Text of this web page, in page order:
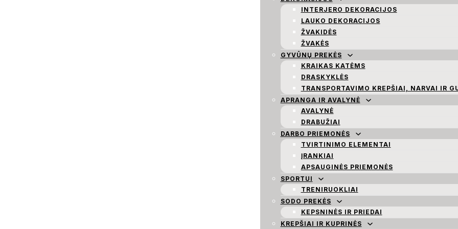
INTERJERO DEKORACIJOS
LAUKO DEKORACIJOS
ŽVAKIDĖS
ŽVAKĖS
GYVŪNŲ PREKĖS
KRAIKAS KATĖMS
DRASKYKLĖS
TRANSPORTAVIMO KREPŠIAI, NARVAI IR
APRANGA IR AVALYNĖ
AVALYNĖ
DRABUŽIAI
DARBO PRIEMONĖS
TVIRTINIMO ELEMENTAI
ĮRANKIAI
APSAUGINĖS PRIEMONĖS
SPORTUI
TRENIRUOKLIAI
SODO PREKĖS
KEPSNINĖS IR PRIEDAI
KREPŠIAI IR KUPRINĖS